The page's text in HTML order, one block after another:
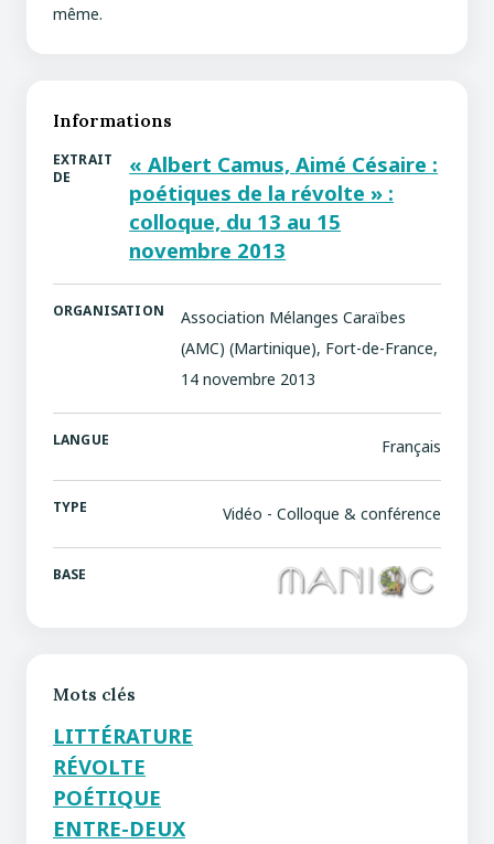
même.
Informations
EXTRAIT
DE
« Albert Camus, Aimé Césaire :
poétiques de la révolte » :
colloque, du 13 au 15
novembre 2013
ORGANISATION
Association Mélanges Caraïbes
(AMC) (Martinique), Fort-de-France,
14 novembre 2013
LANGUE Français
TYPE Vidéo - Colloque & conférence
BASE
Mots clés
LITTÉRATURE
RÉVOLTE
POÉTIQUE
ENTRE-DEUX